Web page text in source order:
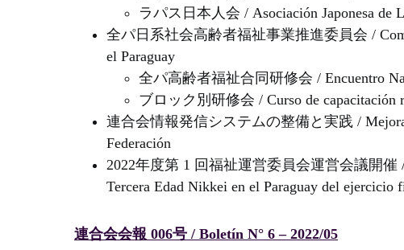
ラパス日本人会 / Asociación Japonesa de
全パ日系社会高齢者福祉事業推進委員会 /
el Paraguay
全パ高齢者福祉合同研修会 / Encuentro
ブロック別研修会 / Curso de capacitación
連合会情報発信システムの整備と実践 /
Federación
2022年度第 1 回福祉運営委員会運営会議開催 /
Tercera Edad Nikkei en el Paraguay del ejercicio
連合会会報 006号 / Boletín N° 6 – 2022/05